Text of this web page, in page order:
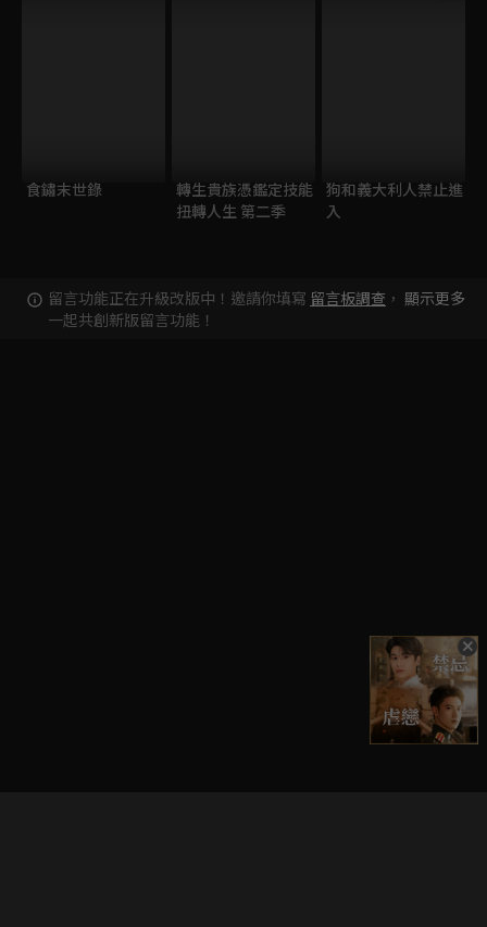
食鏽末世錄
轉生貴族憑鑑定技能
扭轉人生 第二季
狗和義大利人禁止進
入
留言功能正在升級改版中！邀請你填寫 留言板調查 ，
一起共創新版留言功能！
顯示更多